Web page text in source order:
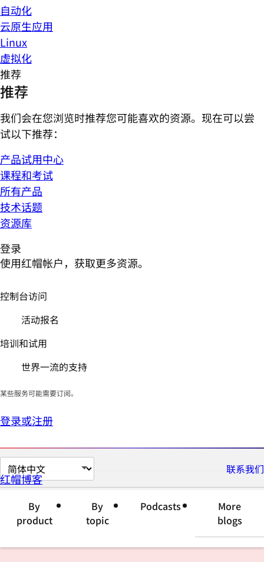
自动化
云原生应用
Linux
虚拟化
推荐
推荐
我们会在您浏览时推荐您可能喜欢的资源。现在可以尝
试以下推荐：
产品试用中心
课程和考试
所有产品
技术话题
资源库
登录
使用红帽帐户，获取更多资源。
控制台访问
活动报名
培训和试用
世界一流的支持
某些服务可能需要订阅。
登录或注册
切
换
言
联系我们
红帽博客
By
product
By
topic
Podcasts
More
blogs